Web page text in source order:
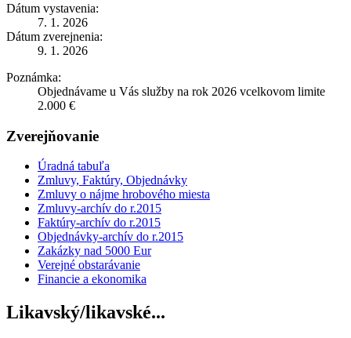
Dátum vystavenia:
7. 1. 2026
Dátum zverejnenia:
9. 1. 2026
Poznámka:
Objednávame u Vás služby na rok 2026 vcelkovom limite
2.000 €
Zverejňovanie
Úradná tabuľa
Zmluvy, Faktúry, Objednávky
Zmluvy o nájme hrobového miesta
Zmluvy-archív do r.2015
Faktúry-archív do r.2015
Objednávky-archív do r.2015
Zakázky nad 5000 Eur
Verejné obstarávanie
Financie a ekonomika
Likavský/likavské...